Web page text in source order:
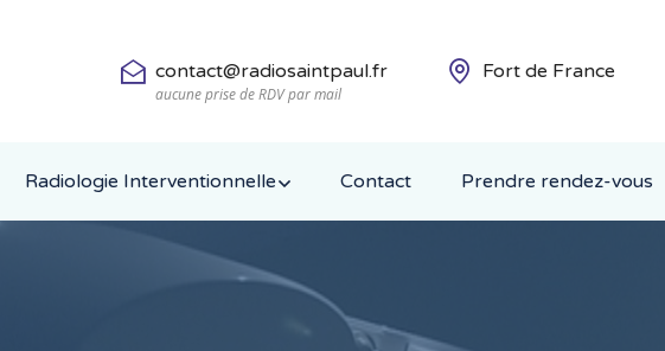
contact@radiosaintpaul.fr
aucune prise de RDV par mail
Fort de France
Radiologie Interventionnelle Contact Prendre rendez-vous